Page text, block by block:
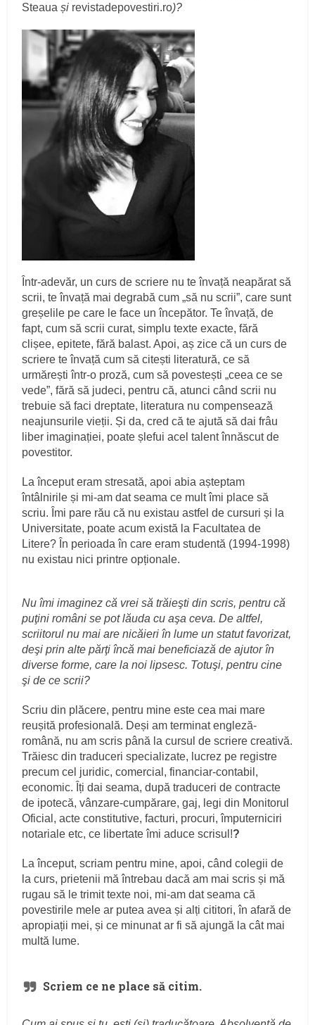
Steaua și revistadepovestiri.ro)?
Într-adevăr, un curs de scriere nu te învață neapărat să
scrii, te învață mai degrabă cum „să nu scrii”, care sunt
greșelile pe care le face un începător. Te învață, de
fapt, cum să scrii curat, simplu texte exacte, fără
clișee, epitete, fără balast. Apoi, aș zice că un curs de
scriere te învață cum să citești literatură, ce să
urmărești într-o proză, cum să povestești „ceea ce se
vede”, fără să judeci, pentru că, atunci când scrii nu
trebuie să faci dreptate, literatura nu compensează
neajunsurile vieții. Și da, cred că te ajută să dai frâu
liber imaginației, poate șlefui acel talent înnăscut de
povestitor.
La început eram stresată, apoi abia așteptam
întâlnirile și mi-am dat seama ce mult îmi place să
scriu. Îmi pare rău că nu existau astfel de cursuri și la
Universitate, poate acum există la Facultatea de
Litere? În perioada în care eram studentă (1994-1998)
nu existau nici printre opționale.
Nu îmi imaginez că vrei să trăieşti din scris, pentru că
puţini români se pot lăuda cu aşa ceva. De altfel,
scriitorul nu mai are nicăieri în lume un statut favorizat,
deşi prin alte părţi încă mai beneficiază de ajutor în
diverse forme, care la noi lipsesc. Totuşi, pentru cine
şi de ce scrii?
Scriu din plăcere, pentru mine este cea mai mare
reușită profesională. Deși am terminat engleză-
română, nu am scris până la cursul de scriere creativă.
Trăiesc din traduceri specializate, lucrez pe registre
precum cel juridic, comercial, financiar-contabil,
economic. Îți dai seama, după traduceri de contracte
de ipotecă, vânzare-cumpărare, gaj, legi din Monitorul
Oficial, acte constitutive, facturi, procuri, împuterniciri
notariale etc, ce libertate îmi aduce scrisul!?
La început, scriam pentru mine, apoi, când colegii de
la curs, prietenii mă întrebau dacă am mai scris și mă
rugau să le trimit texte noi, mi-am dat seama că
povestirile mele ar putea avea și alți cititori, în afară de
apropiații mei, și ce minunat ar fi să ajungă la cât mai
multă lume.
Scriem ce ne place să citim.